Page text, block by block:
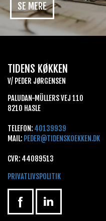
SE MERE
TIDENS KØKKEN
V/ PEDER JØRGENSEN
PALUDAN-MÜLLERS VEJ 110
8210 HASLE
TELEFON: 40139939
MAIL: PEDER@TIDENSKOEKKEN.DK
CVR: 44089513
PRIVATLIVSPOLITIK